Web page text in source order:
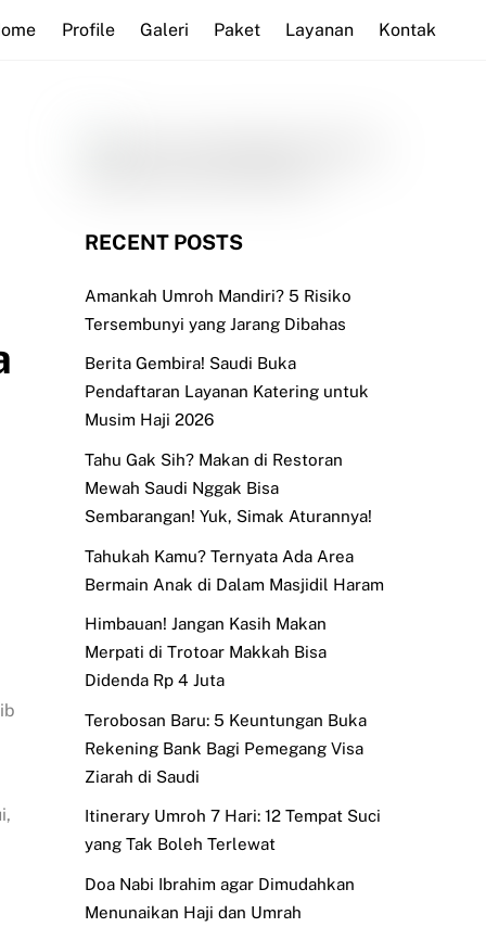
Profile Galeri Paket Layanan Kontak
RECENT POSTS
Amankah Umroh Mandiri? 5 Risiko
Tersembunyi yang Jarang Dibahas
Berita Gembira! Saudi Buka
Pendaftaran Layanan Katering untuk
Musim Haji 2026
Tahu Gak Sih? Makan di Restoran
Mewah Saudi Nggak Bisa
Sembarangan! Yuk, Simak Aturannya!
Tahukah Kamu? Ternyata Ada Area
Bermain Anak di Dalam Masjidil Haram
Himbauan! Jangan Kasih Makan
Merpati di Trotoar Makkah Bisa
Didenda Rp 4 Juta
Terobosan Baru: 5 Keuntungan Buka
Rekening Bank Bagi Pemegang Visa
Ziarah di Saudi
Itinerary Umroh 7 Hari: 12 Tempat Suci
yang Tak Boleh Terlewat
Doa Nabi Ibrahim agar Dimudahkan
Menunaikan Haji dan Umrah